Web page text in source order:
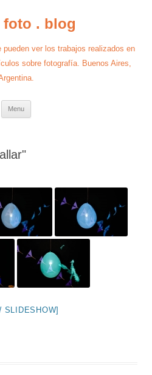
foto . blog
ver los trabajos realizados en
sobre fotografía. Buenos Aires,
Menu
SLIDESHOW]